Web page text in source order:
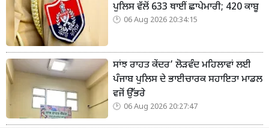
ਪੁਲਿਸ ਵੱਲੋਂ 633 ਥਾਈਂ ਛਾਪੇਮਾਰੀ; 420 ਕਾਬੂ
06 Aug 2026 20:34:15
ਸਾਂਝ ਰਾਹਤ ਕੇਂਦਰ’ ਲੋੜਵੰਦ ਮਹਿਲਾਵਾਂ ਲਈ
ਪੰਜਾਬ ਪੁਲਿਸ ਦੇ ਭਾਈਚਾਰਕ ਸਹਾਇਤਾ ਮਾਡਲ
ਵਜੋਂ ਉੱਭਰੇ
06 Aug 2026 20:27:47